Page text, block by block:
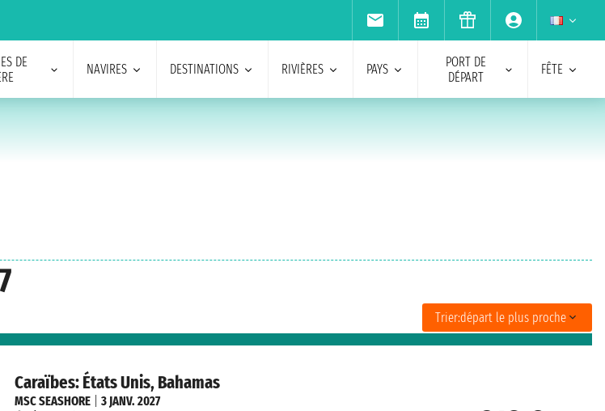
DE
NAVIRES DESTINATIONS RIVIÈRES PAYS
PORT DE
DÉPART
FÊTE
Trier:départ le plus proche
Caraïbes: États Unis, Bahamas
MSC SEASHORE |3 JANV. 2027